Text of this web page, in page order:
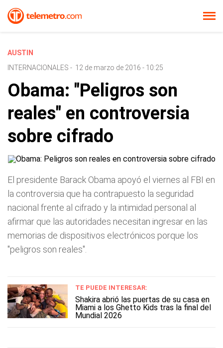
AUSTIN
INTERNACIONALES - 12 de marzo de 2016 - 10:25
Obama: "Peligros son
reales" en controversia
sobre cifrado
El presidente Barack Obama apoyó el viernes al FBI en
la controversia que ha contrapuesto la seguridad
nacional frente al cifrado y la intimidad personal al
afirmar que las autoridades necesitan ingresar en las
memorias de dispositivos electrónicos porque los
"peligros son reales".
TE PUEDE INTERESAR:
Shakira abrió las puertas de su casa en
Miami a los Ghetto Kids tras la final del
Mundial 2026